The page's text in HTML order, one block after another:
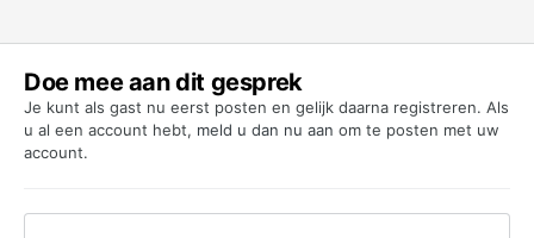
Doe mee aan dit gesprek
Je kunt als gast nu eerst posten en gelijk daarna registreren. Als
u al een account hebt, meld u dan nu aan om te posten met uw
account.